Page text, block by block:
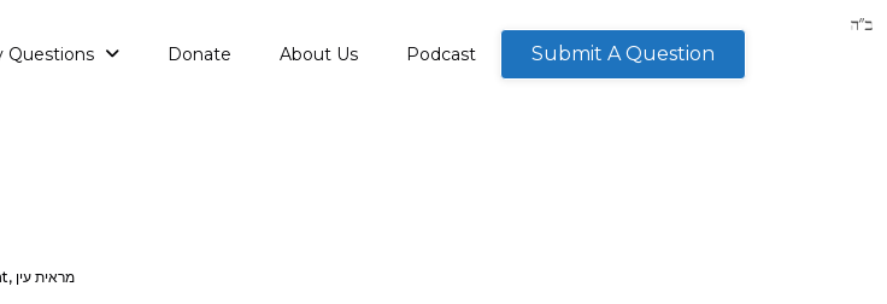
Questions Donate About Us Podcast Submit A Question
, מראית עין